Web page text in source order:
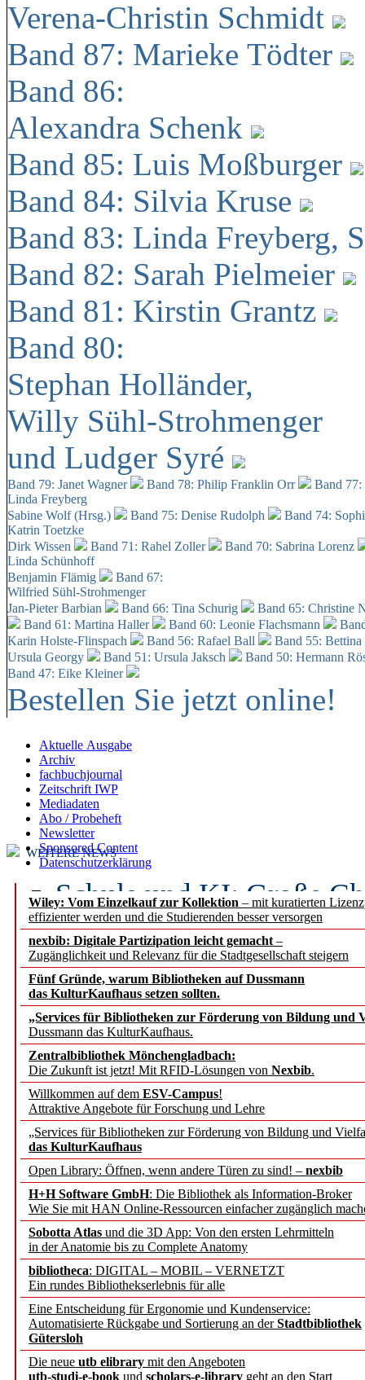
Verena-Christin Schmidt
Band 87: Marieke Tödter
Band 86:
Alexandra Schenk
Band 85: Luis Moßburger
Band 84: Silvia Kruse
Band 83: Linda Freyberg,
Band 82: Sarah Pielmeier
Band 81: Kirstin Grantz
Band 80:
Stephan Holländer,
Willy Sühl-Strohmenger
und Ludger Syré
Band 79: Janet Wagner Band 78: Philip Franklin Orr
Band
Linda Freyberg
Sabine Wolf (Hrsg.)
Band 75: Denise Rudolph
Band 74:
Katrin Toetzke
Dirk Wissen
Band 71: Rahel Zoller
Band 70: Sabrina Lorenz
Linda Schünhoff
Benjamin Flämig
Band 67:
Wilfried Sühl-Strohmenger
Jan-Pieter Barbian
Band 66: Tina Schurig
Band 65: Christine
Band 61: Martina Haller
Band 60: Leonie Flachsmann
Karin Holste-Flinspach
Band 56: Rafael Ball
Band 55:
Ursula Georgy
Band 51: Ursula Jaksch Band 50: Hermann
Band 47: Eike Kleiner
Bestellen Sie jetzt online!
Aktuelle Ausgabe
Archiv
fachbuchjournal
Zeitschrift IWP
Mediadaten
Abo / Probeheft
Newsletter
Sponsored Content
Datenschutzerklärung
Wiley: Vom Einzelkauf zur Kollektion – mit kuratierten
effizienter werden und die Studierenden besser versorgen
nexbib: Digitale Partizipation leicht gemacht –
Zugänglichkeit und Relevanz für die Stadtgesellschaft steigern
Fünf Gründe, warum Bibliotheken auf Dussmann
das KulturKaufhaus setzen sollten.
„Services für Bibliotheken zur Förderung von Bildung und
Dussmann das KulturKaufhaus.
Zentralbibliothek Mönchengladbach:
Die Zukunft ist jetzt! Mit RFID-Lösungen von Nexbib.
Willkommen auf dem ESV-Campus!
Attraktive Angebote für Forschung und Lehre
„Services für Bibliotheken zur Förderung von Bildung und
das KulturKaufhaus
Open Library: Öffnen, wenn andere Türen zu sind! – nexbib
H+H Software GmbH: Die Bibliothek als Information-Broker
Wie Sie mit HAN Online-Ressourcen einfacher zugänglich
Sobotta Atlas und die 3D App: Von den ersten Lehrmitteln
in der Anatomie bis zu Complete Anatomy
bibliotheca: DIGITAL – MOBIL – VERNETZT
Ein rundes Bibliothekserlebnis für alle
Eine Entscheidung für Ergonomie und Kundenservice:
Automatisierte Rückgabe und Sortierung an derStadtbibliothek
Gütersloh
Die neue utb elibrary mit den Angeboten
utb-studi-e-book und scholars-e-library geht an den Start
WEITERE NEWS
Schule und KI: Große
Voraussetzungen
Erfolgreiches erstes
Segment Research –
angepasst
konstruktiv!
Mohr Siebeck
und die Zeitschrift für
Francke Attempto
EBSCO Information
Recherchefunktionen in
Sorbisches Institut neu
Geschichte und